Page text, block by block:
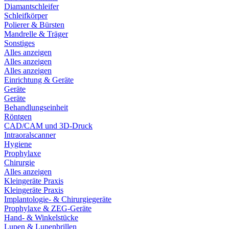
Diamantschleifer
Schleifkörper
Polierer & Bürsten
Mandrelle & Träger
Sonstiges
Alles anzeigen
Alles anzeigen
Alles anzeigen
Einrichtung & Geräte
Geräte
Geräte
Behandlungseinheit
Röntgen
CAD/CAM und 3D-Druck
Intraoralscanner
Hygiene
Prophylaxe
Chirurgie
Alles anzeigen
Kleingeräte Praxis
Kleingeräte Praxis
Implantologie- & Chirurgiegeräte
Prophylaxe & ZEG-Geräte
Hand- & Winkelstücke
Lupen & Lupenbrillen